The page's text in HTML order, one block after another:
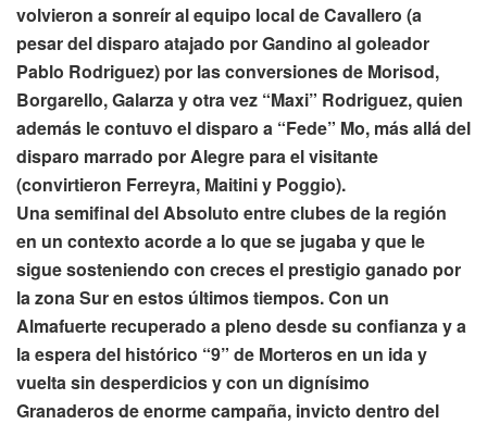
volvieron a sonreír al equipo local de Cavallero (a
pesar del disparo atajado por Gandino al goleador
Pablo Rodriguez) por las conversiones de Morisod,
Borgarello, Galarza y otra vez “Maxi” Rodriguez, quien
además le contuvo el disparo a “Fede” Mo, más allá del
disparo marrado por Alegre para el visitante
(convirtieron Ferreyra, Maitini y Poggio).
Una semifinal del Absoluto entre clubes de la región
en un contexto acorde a lo que se jugaba y que le
sigue sosteniendo con creces el prestigio ganado por
la zona Sur en estos últimos tiempos. Con un
Almafuerte recuperado a pleno desde su confianza y a
la espera del histórico “9” de Morteros en un ida y
vuelta sin desperdicios y con un dignísimo
Granaderos de enorme campaña, invicto dentro del